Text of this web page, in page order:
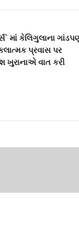
માં કેલિગુલાના
પ્રવાસ પર
ખુરાનાએ વાત કરી